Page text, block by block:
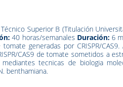
Técnico Superior B (Titulación
40 horas/semanales Duración: 6
generadas por CRISPR/
CAS9 de tomate sometidos a
tecnicas de biologia
benthamiana.